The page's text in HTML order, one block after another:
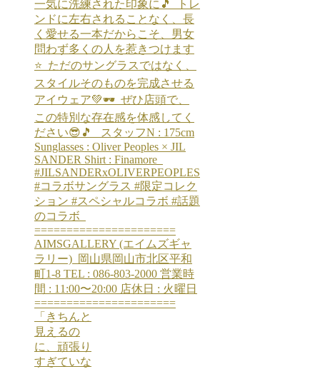
「きちんと
見えるの
に、頑張り
すぎていな